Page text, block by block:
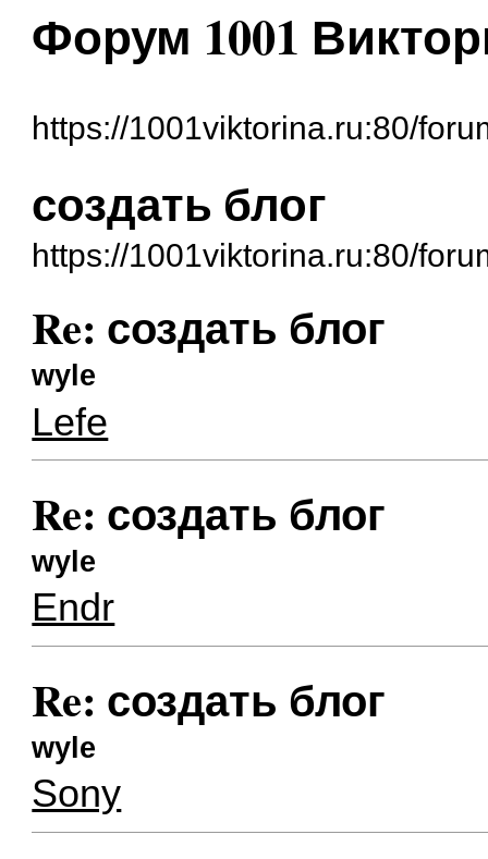
Форум 1001
https://1001viktorina.ru:80/
создать блог
https://1001viktorina.ru:80/
Re: создать блог
wyle
Lefe
Re: создать блог
wyle
Endr
Re: создать блог
wyle
Sony